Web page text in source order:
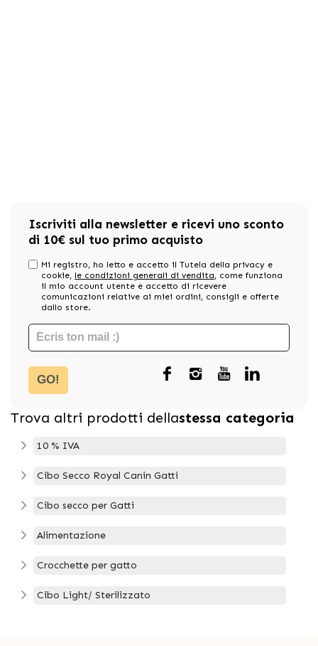
Iscriviti alla newsletter e ricevi uno sconto
di 10€ sul tuo primo acquisto
Mi registro, ho letto e accetto il Tutela della privacy e
cookie, le condizioni generali di vendita, come funziona
il mio account utente e accetto di ricevere
comunicazioni relative ai miei ordini, consigli e offerte
dallo store.
GO!
Trova altri prodotti dellastessa categoria
10 % IVA
Cibo Secco Royal Canin Gatti
Cibo secco per Gatti
Alimentazione
Crocchette per gatto
Cibo Light/ Sterilizzato